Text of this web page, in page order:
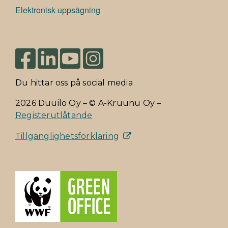
Elektronisk uppsägning
Du hittar oss på social media
2026 Duuilo Oy – © A-Kruunu Oy –
Registerutlåtande
Tillgänglighetsförklaring